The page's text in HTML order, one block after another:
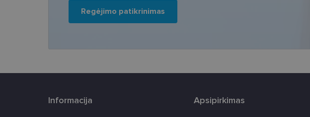
Regėjimo patikrinimas
Informacija Apsipirkimas